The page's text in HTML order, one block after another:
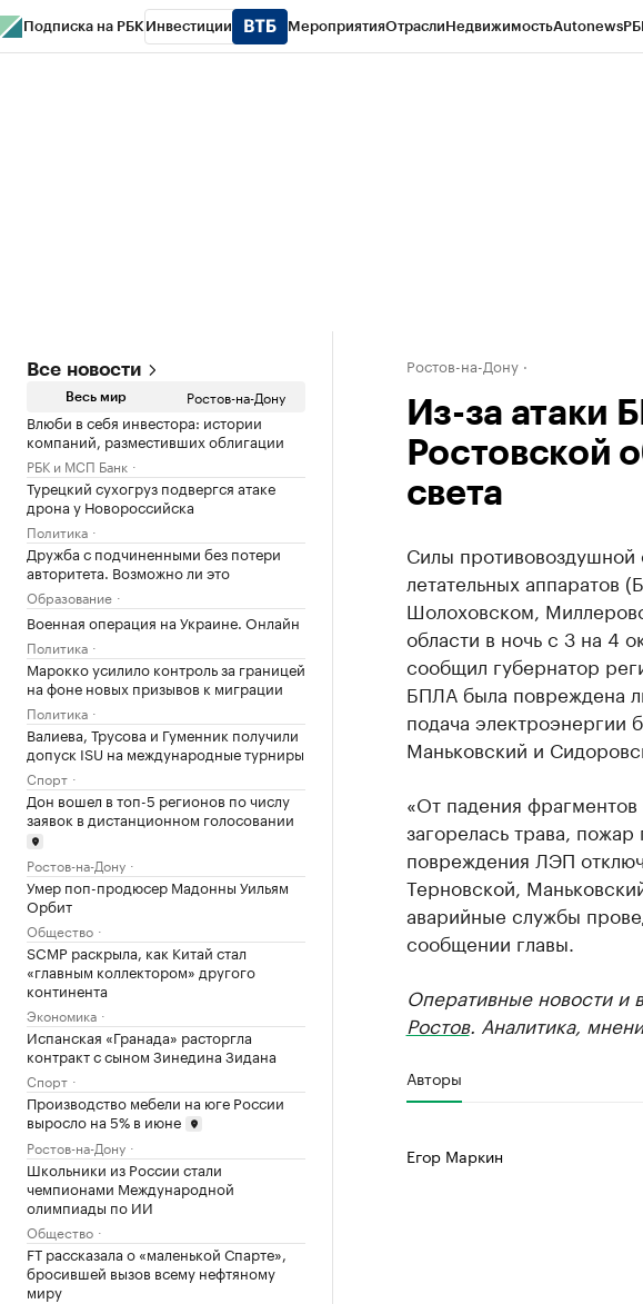
Подписка на РБК Инвестиции МероприятияОтраслиНедвижимостьAutonews
Все новости
Весь мир Ростов-на-Дону
Влюби в себя инвестора: истории
компаний, разместивших облигации
РБК и МСП Банк
Турецкий сухогруз подвергся атаке
дрона у Новороссийска
Политика
Дружба с подчиненными без потери
авторитета. Возможно ли это
Образование
Военная операция на Украине. Онлайн
Политика
Марокко усилило контроль за границей
на фоне новых призывов к миграции
Политика
Валиева, Трусова и Гуменник получили
допуск ISU на международные турниры
Спорт
Дон вошел в топ-5 регионов по числу
заявок в дистанционном голосовании
Ростов-на-Дону
Умер поп-продюсер Мадонны Уильям
Орбит
Общество
SCMP раскрыла, как Китай стал
«главным коллектором» другого
континента
Экономика
Испанская «Гранада» расторгла
контракт с сыном Зинедина Зидана
Спорт
Производство мебели на юге России
выросло на 5% в июне
Ростов-на-Дону
Школьники из России стали
чемпионами Международной
олимпиады по ИИ
Общество
FT рассказала о «маленькой Спарте»,
бросившей вызов всему нефтяному
миру
Ростов-на-Дону
Из-за атаки
Ростовской
света
Силы противовоздушной
летательных аппаратов
Шолоховском,
области в ночь с 3 на 4
сообщил губернатор
БПЛА была повреждена
подача электроэнергии
Маньковский и
«От падения
загорелась трава,
повреждения ЛЭП
Терновской,
аварийные службы
сообщении главы.
Оперативные новости
Ростов. Аналитика,
Авторы
Егор Маркин